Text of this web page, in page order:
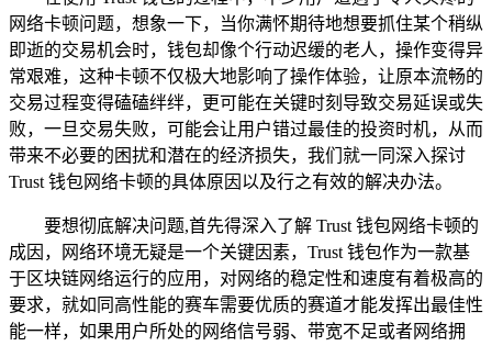
网络卡顿问题，想象一下，当你满怀期待地想要抓住某个稍纵
即逝的交易机会时，钱包却像个行动迟缓的老人，操作变得异
常艰难，这种卡顿不仅极大地影响了操作体验，让原本流畅的
交易过程变得磕磕绊绊，更可能在关键时刻导致交易延误或失
败，一旦交易失败，可能会让用户错过最佳的投资时机，从而
带来不必要的困扰和潜在的经济损失，我们就一同深入探讨
Trust 钱包网络卡顿的具体原因以及行之有效的解决办法。
要想彻底解决问题,首先得深入了解 Trust 钱包网络卡顿的
成因，网络环境无疑是一个关键因素，Trust 钱包作为一款基
于区块链网络运行的应用，对网络的稳定性和速度有着极高的
要求，就如同高性能的赛车需要优质的赛道才能发挥出最佳性
能一样，如果用户所处的网络信号弱、带宽不足或者网络拥